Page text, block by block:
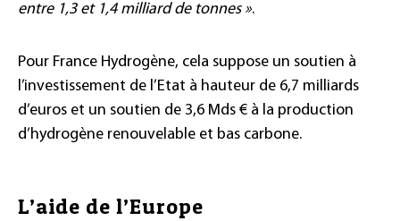
entre 1,3 et 1,4 milliard de tonnes ».
Pour France Hydrogène, cela suppose un soutien à
l’investissement de l’Etat à hauteur de 6,7 milliards
d’euros et un soutien de 3,6 Mds € à la production
d’hydrogène renouvelable et bas carbone.
L’aide de l’Europe